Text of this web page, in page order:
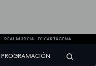
REAL MURCIA FC CARTAGENA
PROGRAMACIÓN